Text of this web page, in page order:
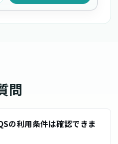
問
の利用条件は確認できま